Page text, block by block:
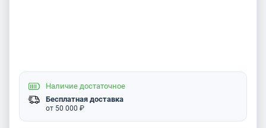
Наличие достаточное
Бесплатная доставка
от 50 000 ₽